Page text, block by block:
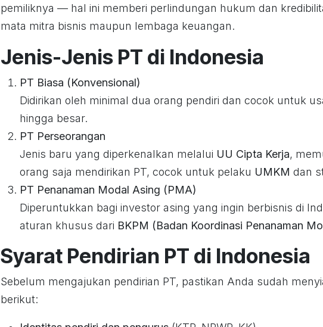
pemiliknya — hal ini memberi perlindungan hukum dan
mata mitra bisnis maupun lembaga keuangan.
Jenis-Jenis PT di Indonesia
PT Biasa (Konvensional)
Didirikan oleh minimal dua orang pendiri dan cocok untuk
hingga besar.
PT Perseorangan
Jenis baru yang diperkenalkan melalui UU Cipta Kerja,
orang saja mendirikan PT, cocok untuk pelaku UMKM dan
PT Penanaman Modal Asing (PMA)
Diperuntukkan bagi investor asing yang ingin berbisnis di
aturan khusus dari BKPM (Badan Koordinasi Penanaman
Syarat Pendirian PT di Indonesia
Sebelum mengajukan pendirian PT, pastikan Anda sudah
berikut: